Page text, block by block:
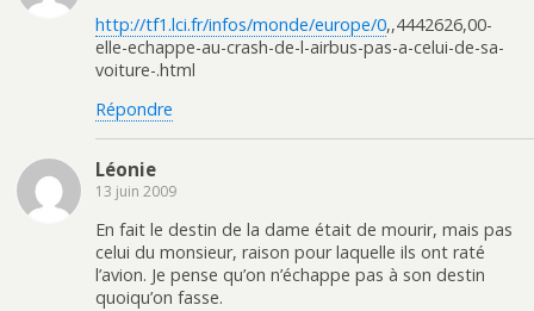
http://tf1.lci.fr/infos/monde/europe/0,,4442626,00-
elle-echappe-au-crash-de-l-airbus-pas-a-celui-de-sa-
voiture-.html
Répondre
Léonie
13 juin 2009
En fait le destin de la dame était de mourir, mais pas
celui du monsieur, raison pour laquelle ils ont raté
l’avion. Je pense qu’on n’échappe pas à son destin
quoiqu’on fasse.